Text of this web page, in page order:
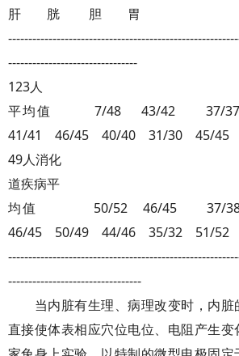
肝 胱 胆 胃
--------------------------------
123人
平均值 7/48 43/42 37/37
41/41 46/45 40/40 31/30 45/45
49人消化
道疾病平
均值 50/52 46/45 37/38
46/45 50/49 44/46 35/32 51/52
---------------------------------
当内脏有生理、病理改变时，内脏
直接使体表相应穴位电位、电阻产生